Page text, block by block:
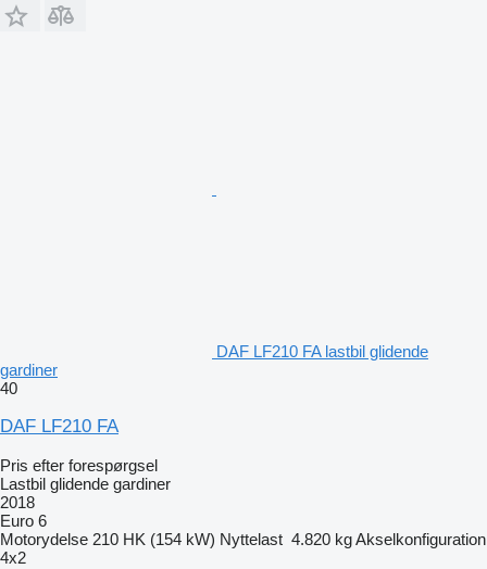
DAF LF210 FA lastbil glidende
gardiner
40
DAF LF210 FA
Pris efter forespørgsel
Lastbil glidende gardiner
2018
Euro 6
Motorydelse 210 HK (154 kW) Nyttelast 4.820 kgAkselkonfiguration
4x2